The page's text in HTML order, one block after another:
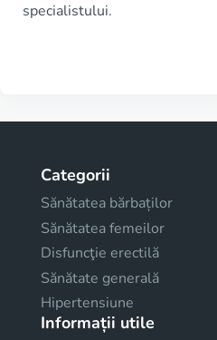
specialistului.
Categorii
Sănătatea bărbaților
Sănătatea femeilor
Disfuncţie erectilă
Sănătate generală
Hipertensiune
Informații utile